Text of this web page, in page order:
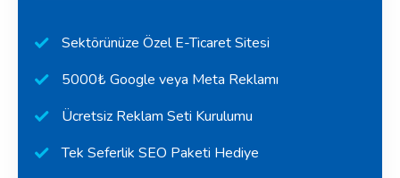
Sektörünüze Özel E-Ticaret Sitesi
5000₺ Google veya Meta Reklamı
Ücretsiz Reklam Seti Kurulumu
Tek Seferlik SEO Paketi Hediye